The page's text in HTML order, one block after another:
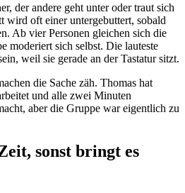
der andere geht unter oder traut sich
wird oft einer untergebuttert, sobald
Ab vier Personen gleichen sich die
moderiert sich selbst. Die lauteste
weil sie gerade an der Tastatur sitzt.
die Sache zäh. Thomas hat
und alle zwei Minuten
aber die Gruppe war eigentlich zu
sonst bringt es